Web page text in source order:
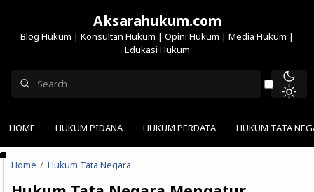
Aksarahukum.com
Blog Hukum | Konsultan Hukum | Opini Hukum | Media Hukum |
Edukasi Hukum
HOME HUKUM PIDANA HUKUM PERDATA HUKUM TATA
Home Hukum Tata Negara